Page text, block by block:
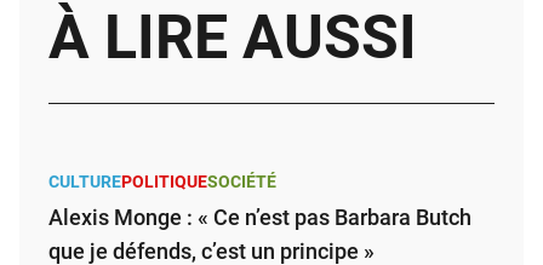
À LIRE AUSSI
CULTUREPOLITIQUESOCIÉTÉ
Alexis Monge : « Ce n’est pas Barbara Butch
que je défends, c’est un principe »